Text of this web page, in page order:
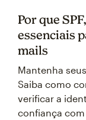
Por que
essenciais
mails
Mantenha
Saiba como
verificar a
confiança